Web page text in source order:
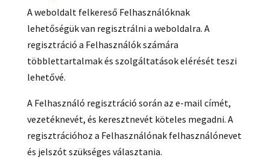
A weboldalt felkereső Felhasználóknak
lehetőségük van regisztrálni a weboldalra. A
regisztráció a Felhasználók számára
többlettartalmak és szolgáltatások elérését teszi
lehetővé.
A Felhasználó regisztráció során az e-mail címét,
vezetéknevét, és keresztnevét köteles megadni. A
regisztrációhoz a Felhasználónak felhasználónevet
és jelszót szükséges választania.